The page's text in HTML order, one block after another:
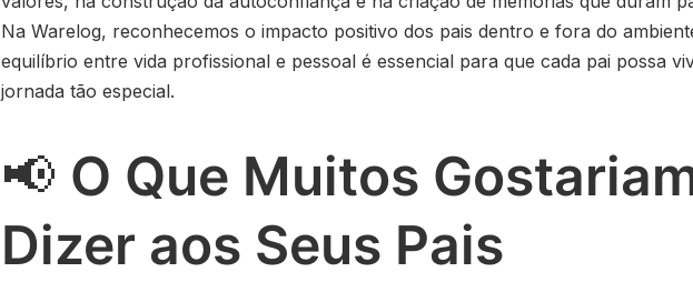
Na Warelog, reconhecemos o impacto positivo dos pais dentro e fora do
equilíbrio entre vida profissional e pessoal é essencial para que cada pai possa
jornada tão especial.
📢 O Que Muitos
Dizer aos Seus Pais